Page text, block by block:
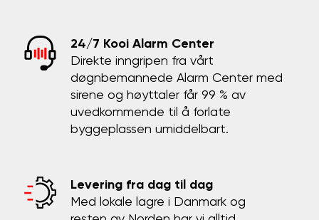
24/7 Kooi Alarm Center
Direkte inngripen fra vårt
døgnbemannede Alarm Center med
sirene og høyttaler får 99 % av
uvedkommende til å forlate
byggeplassen umiddelbart.
Levering fra dag til dag
Med lokale lagre i Danmark og